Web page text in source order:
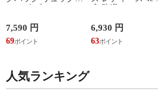
鞄 機内持ち込み 夏
スラッシャー
THRASHER r1929
7,590 円
69
シューズ 黒 トパー
ズ モア 靴 カジュ
ルシューズ 外反母
6,930 円
63
人気ランキング